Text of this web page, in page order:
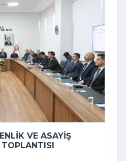
VE ASAYIŞ